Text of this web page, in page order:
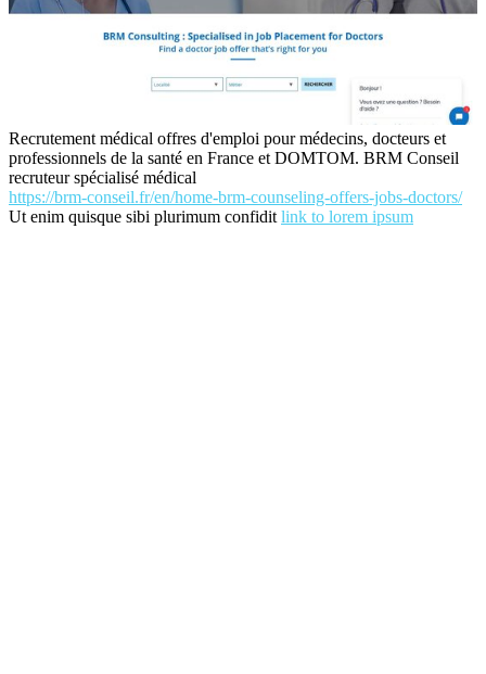
Recrutement médical offres d'emploi pour médecins, docteurs et
professionnels de la santé en France et DOMTOM. BRM Conseil
recruteur spécialisé médical
https://brm-conseil.fr/en/home-brm-counseling-offers-jobs-doctors/
Ut enim quisque sibi plurimum confidit link to lorem ipsum